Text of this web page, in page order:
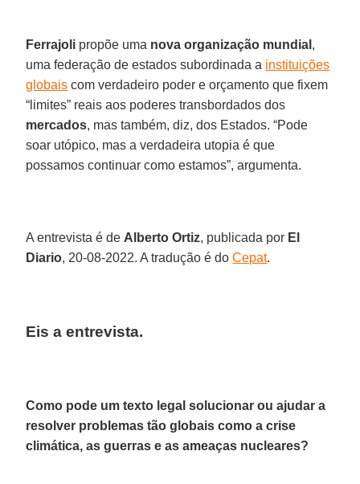
Ferrajoli propõe uma nova organização mundial ,
uma federação de estados subordinada a instituições
globais com verdadeiro poder e orçamento que fixem
“limites” reais aos poderes transbordados dos
mercados, mas também, diz, dos Estados. “Pode
soar utópico, mas a verdadeira utopia é que
possamos continuar como estamos”, argumenta.
A entrevista é de Alberto Ortiz, publicada por El
Diario, 20-08-2022. A tradução é doCepat.
Eis a entrevista.
Como pode um texto legal solucionar ou ajudar a
resolver problemas tão globais como a crise
climática, as guerras e as ameaças nucleares?